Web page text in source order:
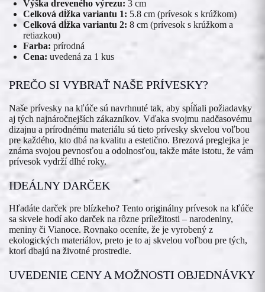
Výška dreveného výrezu: 3 cm
Celková dĺžka variantu 1: 5.8 cm (prívesok s krúžkom)
Celková dĺžka variantu 2: 8 cm (prívesok s krúžkom a
retiazkou)
Farba: prírodná
Cena: uvedená za 1 kus
PREČO SI VYBRAŤ NAŠE PRÍVESKY?
Naše prívesky na kľúče sú navrhnuté tak, aby spĺňali požiadavky
aj tých najnáročnejších zákazníkov. Vďaka svojmu nadčasovému
dizajnu a prírodnému materiálu sú tieto prívesky skvelou voľbou
pre každého, kto dbá na kvalitu a estetično. Brezová preglejka je
známa svojou pevnosťou a odolnosťou, takže máte istotu, že vám
prívesok vydrží dlhé roky.
IDEÁLNY DARČEK
Hľadáte darček pre blízkeho? Tento originálny prívesok na kľúče
sa skvele hodí ako darček na rôzne príležitosti – narodeniny,
meniny či Vianoce. Rovnako oceníte, že je vyrobený z
ekologických materiálov, preto je to aj skvelou voľbou pre tých,
ktorí dbajú na životné prostredie.
UVEDENIE CENY A MOŽNOSTI OBJEDNÁVKY